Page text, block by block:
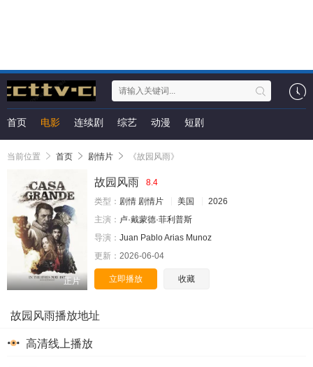
首页 电影 连续剧 综艺 动漫 短剧
当前位置 首页 剧情片 《故园风雨》
正片
故园风雨
8.4
类型： 剧情 剧情片 美国
2026
主演： 卢·戴蒙德·菲利普斯
导演： Juan Pablo Arias Munoz
更新： 2026-06-04
立即播放 收藏
故园风雨播放地址
高清线上播放